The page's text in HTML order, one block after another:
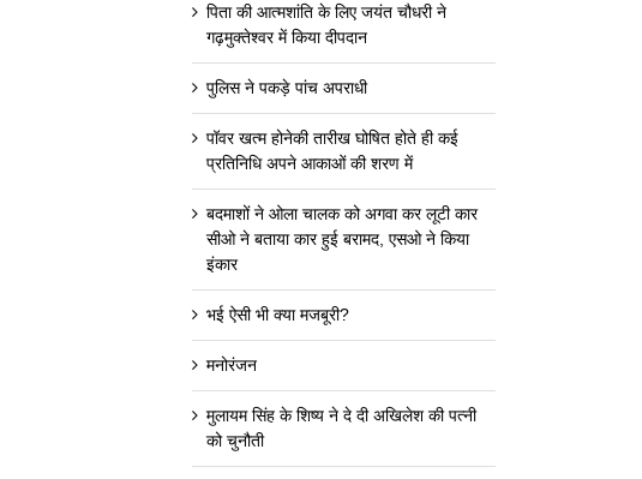
पिता की आत्मशांति के लिए जयंत चौधरी ने
गढ़मुक्तेश्वर में किया दीपदान
पुलिस ने पकड़े पांच अपराधी
पॉवर खत्म होनेकी तारीख घोषित होते ही कई
प्रतिनिधि अपने आकाओं की शरण में
बदमाशों ने ओला चालक को अगवा कर लूटी कार
सीओ ने बताया कार हुई बरामद, एसओ ने किया
इंकार
भई ऐसी भी क्या मजबूरी?
मनोरंजन
मुलायम सिंह के शिष्य ने दे दी अखिलेश की पत्नी
को चुनौती